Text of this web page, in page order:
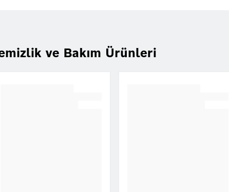
ve Bakım Ürünleri